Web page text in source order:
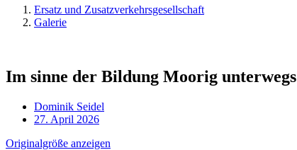
Ersatz und Zusatzverkehrsgesellschaft
Galerie
Im sinne der Bildung Moorig unterwegs
Dominik Seidel
27. April 2026
Originalgröße anzeigen